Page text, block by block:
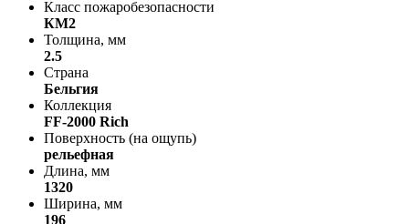
Класс пожаробезопасности
КМ2
Толщина, мм
2.5
Страна
Бельгия
Коллекция
FF-2000 Rich
Поверхность (на ощупь)
рельефная
Длина, мм
1320
Ширина, мм
196